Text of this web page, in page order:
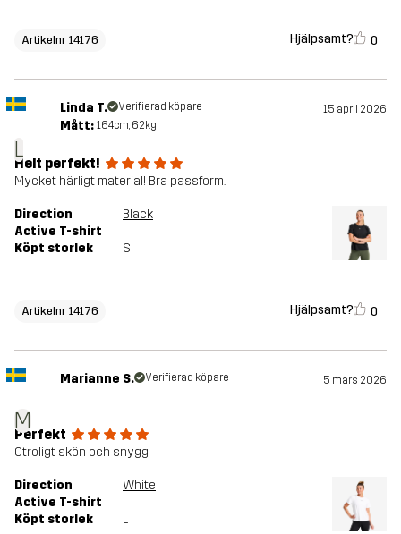
Artikelnr 14176 Hjälpsamt? 0
L
Linda T. Verifierad köpare 15 april 2026
Mått: 164cm, 62kg
Helt perfekt!
Mycket härligt material! Bra passform.
Direction
Active T-shirt
Black
Köpt storlek S
Artikelnr 14176 Hjälpsamt? 0
M
Marianne S. Verifierad köpare 5 mars 2026
Perfekt
Otroligt skön och snygg
Direction
Active T-shirt
White
Köpt storlek L